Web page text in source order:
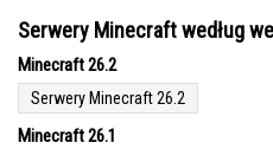
Serwery Minecraft według
Minecraft 26.2
Serwery Minecraft 26.2
Minecraft 26.1